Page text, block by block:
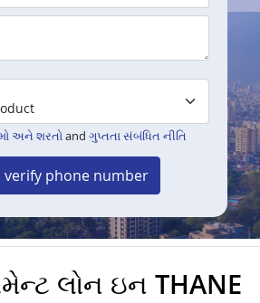
અને શરતોand ગુપ્તતા સંબંધિત નીતિ
verify phone number
લોન ઇન THANE